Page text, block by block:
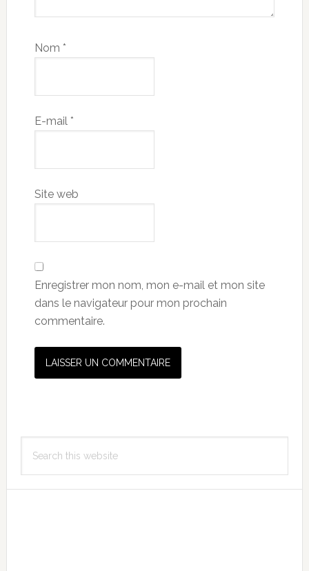
Nom *
E-mail *
Site web
Enregistrer mon nom, mon e-mail et mon site
dans le navigateur pour mon prochain
commentaire.
Primary
Sidebar
this